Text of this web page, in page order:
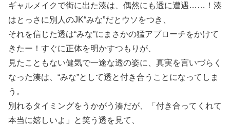
ギャルメイクで街に出た湊は、偶然にも透に遭遇……！湊
はとっさに別人のJK“みな”だとウソをつき、
それを信じた透は“みな”にまさかの猛アプローチをかけて
きたー！すぐに正体を明かすつもりが、
見たこともない健気で一途な透の姿に、真実を言いづらく
なった湊は、“みな”として透と付き合うことになってしま
う。
別れるタイミングをうかがう湊だが、「付き合ってくれて
本当に嬉しいよ」と笑う透を見て、